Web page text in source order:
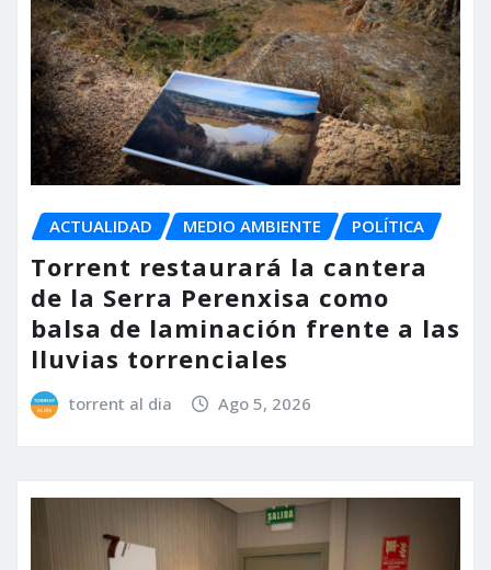
ACTUALIDAD MEDIO AMBIENTE POLÍTICA
Torrent restaurará la cantera
de la Serra Perenxisa como
balsa de laminación frente a las
lluvias torrenciales
torrent al dia Ago 5, 2026